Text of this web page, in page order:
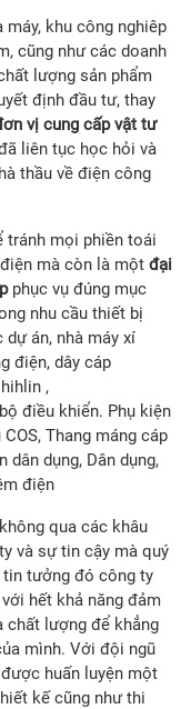
máy, khu công nghiêp
cũng như các doanh
lượng sản phẩm
định đầu tư, thay
vị cung cấp vật tư
liên tục học hỏi và
thầu về điện công
tránh mọi phiền toái
mà còn là một đại
phục vụ đúng mục
nhu cầu thiết bị
dự án, nhà máy xí
điện, dây cáp
,
điều khiển. Phụ kiện
Thang máng cáp
dân dụng, Dân dụng,
điện
qua các khâu
và sự tin cậy mà quý
tưởng đó công ty
hết khả năng đảm
chất lượng để khẳng
mình. Với đội ngũ
huấn luyện một
kế cũng như thi